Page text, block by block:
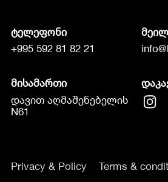
ტელეფონი
+995 592 81 82 21
მისამართი
დავით აღმაშენებელის
N61
Privacy & Policy Terms &